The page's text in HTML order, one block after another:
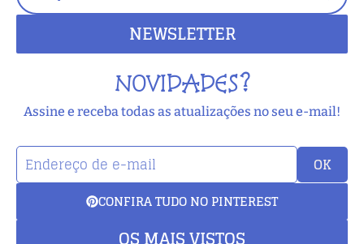
NEWSLETTER
NOVIDADES?
Assine e receba todas as atualizações no seu e-mail!
OK
CONFIRA TUDO NO PINTEREST